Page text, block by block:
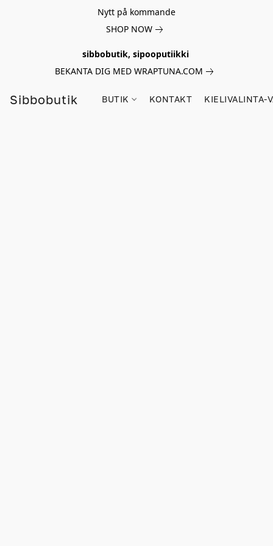
Nytt på kommande
SHOP NOW
sibbobutik, sipooputiikki
BEKANTA DIG MED WRAPTUNA.COM
Sibbobutik BUTIK KONTAKT KIELIVALINTA-